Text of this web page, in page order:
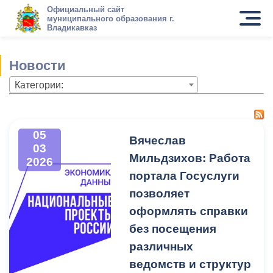
Официальный сайт
муниципального образования г.
Владикавказ
Новости
Категории:
05
03
2026
Вячеслав
Мильдзихов: Работа
портала Госуслуги
позволяет
оформлять справки
без посещения
различных
ведомств и структур